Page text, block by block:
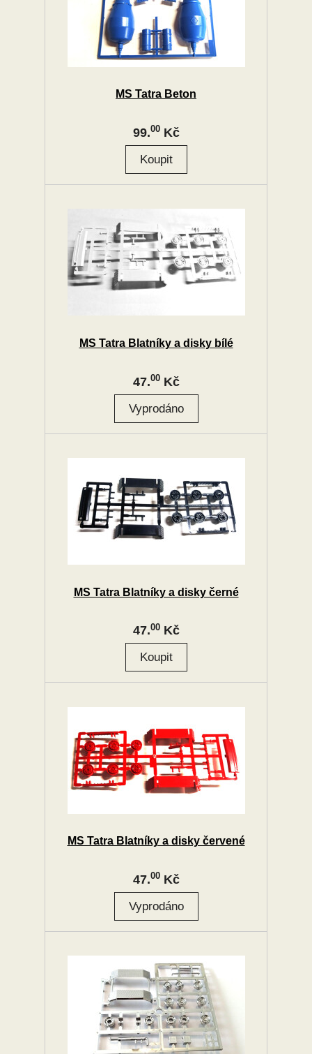
MS Tatra Beton
99.00Kč
MS Tatra Blatníky a disky bílé
47.00Kč
MS Tatra Blatníky a disky černé
47.00Kč
MS Tatra Blatníky a disky červené
47.00Kč